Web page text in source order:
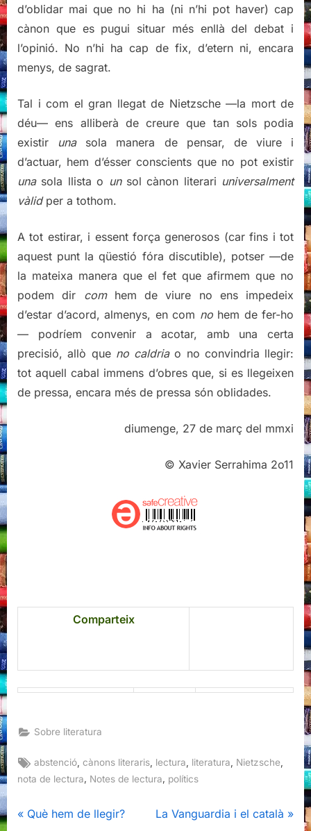
d’oblidar mai que no hi ha (ni n’hi pot haver) cap
cànon que es pugui situar més enllà del debat i
l’opinió. No n’hi ha cap de fix, d’etern ni, encara
menys, de sagrat.
Tal i com el gran llegat de Nietzsche —la mort de
déu— ens alliberà de creure que tan sols podia
existir unasola manera de pensar, de viure i
d’actuar, hem d’ésser conscients que no pot existir
unasola llista o unsol cànon literari universalment
vàlidper a tothom.
A tot estirar, i essent força generosos (car fins i tot
aquest punt la qüestió fóra discutible), potser —de
la mateixa manera que el fet que afirmem que no
podem dir comhem de viure no ens impedeix
d’estar d’acord, almenys, en com nohem de fer-ho
— podríem convenir a acotar, amb una certa
precisió, allò que no caldriao no convindria llegir:
tot aquell cabal immens d’obres que, si es llegeixen
de pressa, encara més de pressa són oblidades.
diumenge, 27 de març del mmxi
© Xavier Serrahima 2o11
Comparteix
Sobre literatura
Tags:
abstenció ,cànons literaris lectura literatura Nietzsche
nota de lectura, Notes de lectura, polítics
Navegació
P
Què hem de llegir?
N
La Vanguardia i el català